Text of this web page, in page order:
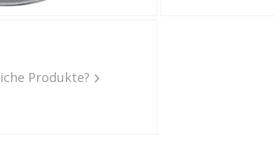
Produkte?